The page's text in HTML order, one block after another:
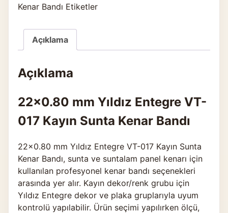
Kenar Bandı Etiketler
Açıklama
Açıklama
22×0.80 mm Yıldız Entegre VT-
017 Kayın Sunta Kenar Bandı
22×0.80 mm Yıldız Entegre VT-017 Kayın Sunta
Kenar Bandı, sunta ve suntalam panel kenarı için
kullanılan profesyonel kenar bandı seçenekleri
arasında yer alır. Kayın dekor/renk grubu için
Yıldız Entegre dekor ve plaka gruplarıyla uyum
kontrolü yapılabilir. Ürün seçimi yapılırken ölçü,